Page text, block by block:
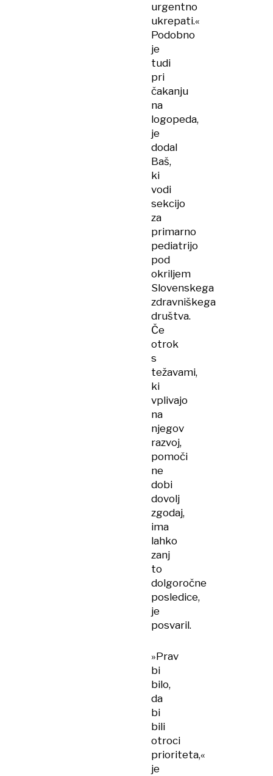
urgentno
ukrepati.«
Podobno
je
tudi
pri
čakanju
na
logopeda,
je
dodal
Baš,
ki
vodi
sekcijo
za
primarno
pediatrijo
pod
okriljem
Slovenskega
zdravniškega
društva.
Če
otrok
s
težavami,
ki
vplivajo
na
njegov
razvoj,
pomoči
ne
dobi
dovolj
zgodaj,
ima
lahko
zanj
to
dolgoročne
posledice,
je
posvaril.
»Prav
bi
bilo,
da
bi
bili
otroci
prioriteta,«
je